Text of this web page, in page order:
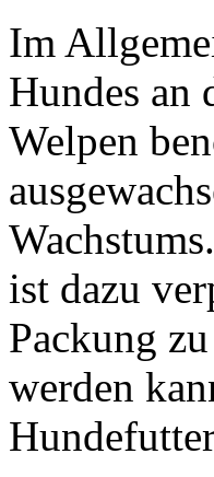
Im
Hundes an
Welpen
ist dazu
Packung
werden